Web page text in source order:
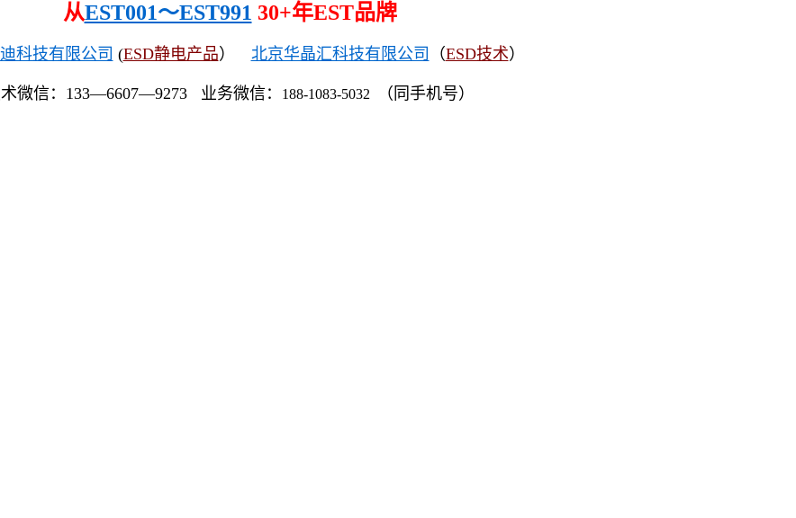
从EST001～EST991 30+年EST品牌
科技有限公司 (ESD静电产品） 北京华晶汇科技有限公司 （ESD技术）
微信：133—6607—9273 业务微信： 188-1083-5032 （同手机号）